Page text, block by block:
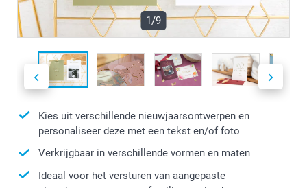
1/9
Kies uit verschillende nieuwjaarsontwerpen en
personaliseer deze met een tekst en/of foto
Verkrijgbaar in verschillende vormen en maten
Ideaal voor het versturen van aangepaste